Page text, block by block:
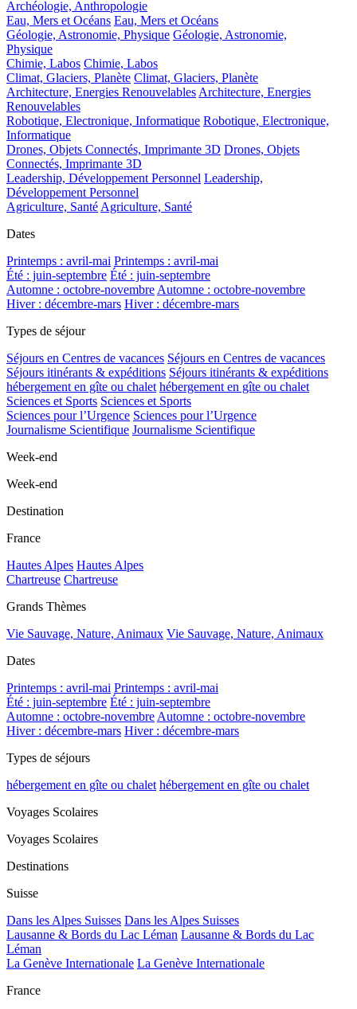
Archéologie, Anthropologie
Eau, Mers et Océans Eau, Mers et Océans
Géologie, Astronomie, Physique Géologie, Astronomie,
Physique
Chimie, Labos Chimie, Labos
Climat, Glaciers, Planète Climat, Glaciers, Planète
Architecture, Energies Renouvelables Architecture, Energies
Renouvelables
Robotique, Electronique, Informatique Robotique, Electronique,
Informatique
Drones, Objets Connectés, Imprimante 3D Drones, Objets
Connectés, Imprimante 3D
Leadership, Développement Personnel Leadership,
Développement Personnel
Agriculture, Santé Agriculture, Santé
Dates
Printemps : avril-mai Printemps : avril-mai
Été : juin-septembre Été : juin-septembre
Automne : octobre-novembre Automne : octobre-novembre
Hiver : décembre-mars Hiver : décembre-mars
Types de séjour
Séjours en Centres de vacances Séjours en Centres de vacances
Séjours itinérants & expéditions Séjours itinérants & expéditions
hébergement en gîte ou chalet hébergement en gîte ou chalet
Sciences et Sports Sciences et Sports
Sciences pour l’Urgence Sciences pour l’Urgence
Journalisme Scientifique Journalisme Scientifique
Week-end
Week-end
Destination
France
Hautes Alpes Hautes Alpes
Chartreuse Chartreuse
Grands Thèmes
Vie Sauvage, Nature, Animaux Vie Sauvage, Nature, Animaux
Dates
Printemps : avril-mai Printemps : avril-mai
Été : juin-septembre Été : juin-septembre
Automne : octobre-novembre Automne : octobre-novembre
Hiver : décembre-mars Hiver : décembre-mars
Types de séjours
hébergement en gîte ou chalet hébergement en gîte ou chalet
Voyages Scolaires
Voyages Scolaires
Destinations
Suisse
Dans les Alpes Suisses Dans les Alpes Suisses
Lausanne & Bords du Lac Léman Lausanne & Bords du Lac
Léman
La Genève Internationale La Genève Internationale
France